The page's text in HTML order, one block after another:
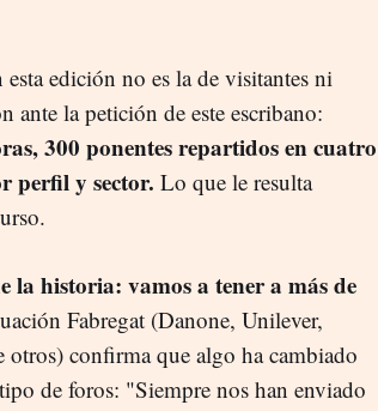
edición no es la de visitantes ni
ante la petición de este escribano:
300 ponentes repartidos en cuatro
perfil y sector. Lo que le resulta
la historia: vamos a tener a más de
Fabregat (Danone, Unilever,
confirma que algo ha cambiado
de foros: "Siempre nos han enviado